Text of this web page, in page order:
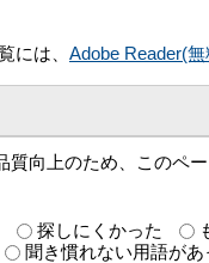
には、 Adobe Reader(無
質向上のため、このペ
探しにくかった
聞き慣れない用語があ